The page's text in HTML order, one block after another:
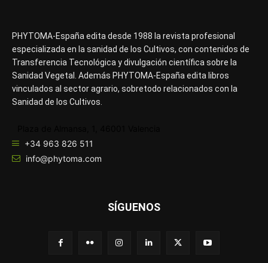
PHYTOMA-España edita desde 1988 la revista profesional
especializada en la sanidad de los Cultivos, con contenidos de
Transferencia Tecnológica y divulgación científica sobre la
Sanidad Vegetal. Además PHYTOMA-España edita libros
vinculados al sector agrario, sobretodo relacionados con la
Sanidad de los Cultivos.
+34 963 826 511
info@phytoma.com
SÍGUENOS